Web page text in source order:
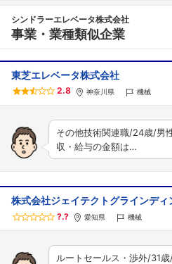
シンドラーエレベータ株式会社
事業・業種類似企業
東芝エレベータ株式会社
2.8 神奈川県 機械
その他技術関連職/24歳/男
収・給与の金額は…
株式会社ジェイテクトグラインディ
?.? 愛知県 機械
ルートセールス・渉外/31